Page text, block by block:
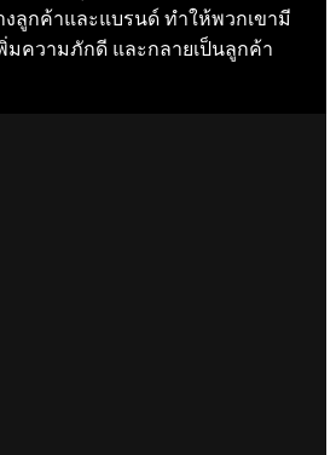
ลูกค้าและแบรนด์ ทำให้พวกเขามี
มความภักดี และกลายเป็นลูกค้า